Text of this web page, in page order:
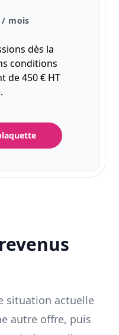
/ mois
dès la
conditions
de 450 € HT
situation actuelle
autre offre, puis